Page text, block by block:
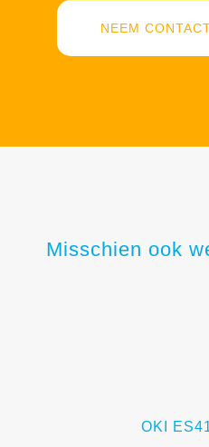
NEEM
Misschien ook
OKI